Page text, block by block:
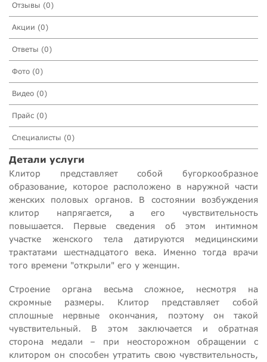
Отзывы (0)
Акции (0)
Ответы (0)
Фото (0)
Видео (0)
Прайс (0)
Специалисты (0)
Детали услуги
Клитор представляет собой бугоркообразное
образование, которое расположено в наружной части
женских половых органов. В состоянии возбуждения
клитор напрягается, а его чувствительность
повышается. Первые сведения об этом интимном
участке женского тела датируются медицинскими
трактатами шестнадцатого века. Именно тогда врачи
того времени "открыли" его у женщин.
Строение органа весьма сложное, несмотря на
скромные размеры. Клитор представляет собой
сплошные нервные окончания, поэтому он такой
чувствительный. В этом заключается и обратная
сторона медали – при неосторожном обращении с
клитором он способен утратить свою чувствительность,